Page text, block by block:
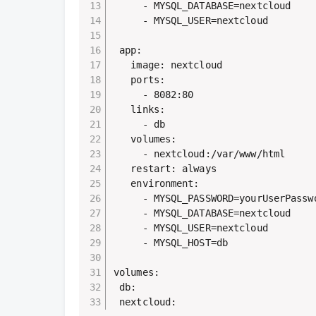
- MYSQL_DATABASE=nextcloud
- MYSQL_USER=nextcloud
app:
image: nextcloud
ports:
- 8082:80
links:
- db
volumes:
- nextcloud:/var/www/html
restart: always
environment:
-
- MYSQL_DATABASE=nextcloud
- MYSQL_USER=nextcloud
- MYSQL_HOST=db
volumes:
db:
nextcloud: